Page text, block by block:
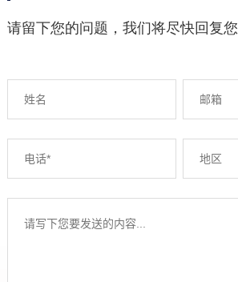
请留下您的问题，我们将尽快回复您